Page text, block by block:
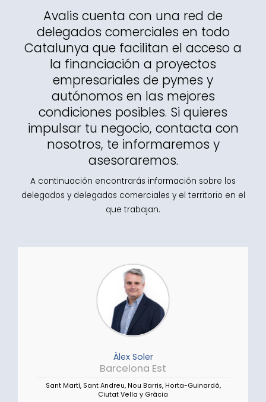
Avalis cuenta con una red de
delegados comerciales en todo
Catalunya que facilitan el acceso a
la financiación a proyectos
empresariales de pymes y
autónomos en las mejores
condiciones posibles. Si quieres
impulsar tu negocio, contacta con
nosotros, te informaremos y
asesoraremos.
A continuación encontrarás información sobre los
delegados y delegadas comerciales y el territorio en el
que trabajan.
Àlex Soler
Barcelona Est
Sant Martí, Sant Andreu, Nou Barris, Horta-Guinardó,
Ciutat Vella y Gràcia